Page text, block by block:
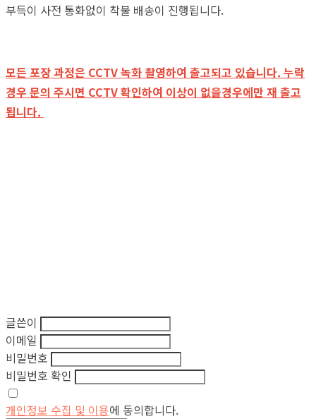
부득이 사전 통화없이 착불 배송이 진행됩니다.
모든 포장 과정은 CCTV 녹화 촬영하여 출고되고 있습니다. 누락
경우 문의 주시면 CCTV 확인하여 이상이 없을경우에만 재 출고
됩니다.
글쓴이
이메일
비밀번호
비밀번호 확인
개인정보 수집 및 이용에 동의합니다.